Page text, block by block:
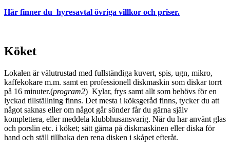
Här finner du hyresavtal övriga villkor och priser.
Köket
Lokalen är välutrustad med fullständiga kuvert, spis, ugn, mikro,
kaffekokare m.m. samt en professionell diskmaskin som diskar torrt
på 16 minuter.(program2) Kylar, frys samt allt som behövs för en
lyckad tillställning finns. Det mesta i köksgeråd finns, tycker du att
något saknas eller om något går sönder får du gärna själv
komplettera, eller meddela klubbhusansvarig. När du har använt glas
och porslin etc. i köket; sätt gärna på diskmaskinen eller diska för
hand och ställ tillbaka den rena disken i skåpet efteråt.